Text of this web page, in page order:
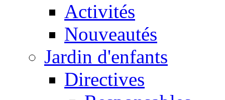
Activités
Nouveautés
Jardin d'enfants
Directives